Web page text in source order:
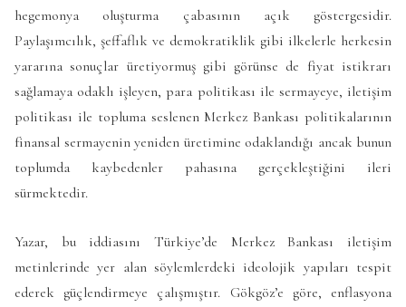
hegemonya oluşturma çabasının açık göstergesidir.
Paylaşımcılık, şeffaflık ve demokratiklik gibi ilkelerle herkesin
yararına sonuçlar üretiyormuş gibi görünse de fiyat istikrarı
sağlamaya odaklı işleyen, para politikası ile sermayeye, iletişim
politikası ile topluma seslenen Merkez Bankası politikalarının
finansal sermayenin yeniden üretimine odaklandığı ancak bunun
toplumda kaybedenler pahasına gerçekleştiğini ileri
sürmektedir.
Yazar, bu iddiasını Türkiye’de Merkez Bankası iletişim
metinlerinde yer alan söylemlerdeki ideolojik yapıları tespit
ederek güçlendirmeye çalışmıştır. Gökgöz’e göre, enflasyona